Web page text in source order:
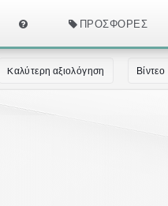
ΠΡΟΣΦΟΡΈΣ
Kαλύτερη αξιολόγηση Βίντεο